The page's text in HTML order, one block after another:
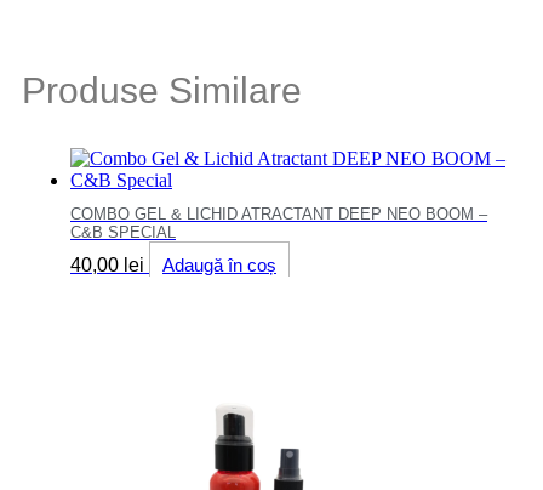
Produse Similare
COMBO GEL & LICHID ATRACTANT DEEP NEO BOOM –
C&B SPECIAL
40,00 lei Adaugă în coș